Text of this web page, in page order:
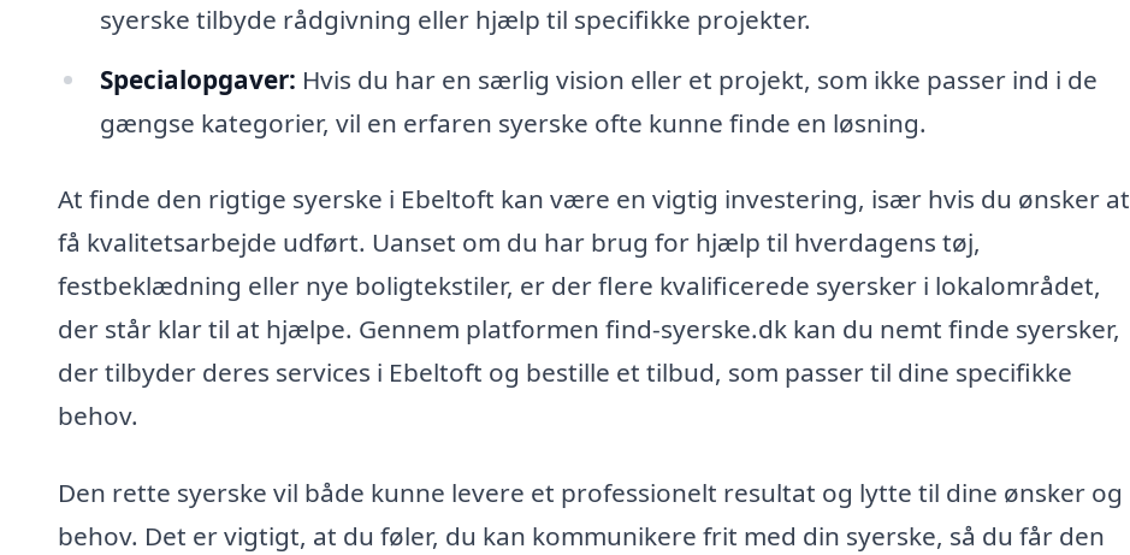
syerske tilbyde rådgivning eller hjælp til specifikke projekter.
Specialopgaver: Hvis du har en særlig vision eller et projekt, som ikke passer ind i de
gængse kategorier, vil en erfaren syerske ofte kunne finde en løsning.
At finde den rigtige syerske i Ebeltoft kan være en vigtig investering, især hvis du ønsker at
få kvalitetsarbejde udført. Uanset om du har brug for hjælp til hverdagens tøj,
festbeklædning eller nye boligtekstiler, er der flere kvalificerede syersker i lokalområdet,
der står klar til at hjælpe. Gennem platformen find-syerske.dk kan du nemt finde syersker,
der tilbyder deres services i Ebeltoft og bestille et tilbud, som passer til dine specifikke
behov.
Den rette syerske vil både kunne levere et professionelt resultat og lytte til dine ønsker og
behov. Det er vigtigt, at du føler, du kan kommunikere frit med din syerske, så du får den